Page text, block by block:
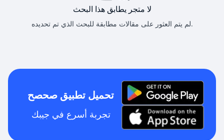
لا متجر يطابق هذا البحث
لم يتم العثور على مقالات مطابقة للبحث الذي تم تحديده.
تحميل تطبيق صحصح
تجربة أسرع في جيبك